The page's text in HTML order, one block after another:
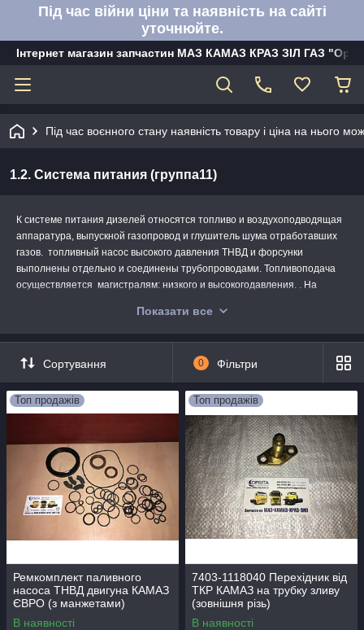
Під час війни ціни та наявність на сайті
уточнюйте.
Інтернет магазин запчастин МАЗ КАМАЗ КРАЗ ЗІЛ ГАЗ
Під час воєнного стану наявність товару і ціна на нього
1.2. Система питания (группа11)
К системе питания дизелей относятся топливо и воздухоподводящая
аппаратура, выпускной газопровод и глушитель шума отработавших
газов. топливный насос высокого давления ТНВД и форсунки
выполнены отдельно и соединены трубопроводами. Топливоподача
осуществляется магистралям: низкого и высокогодавления. . На
разделенного типа, состоящая из
випередження подачі палива, форсунок,розпилювачів, фільтрів грубого
і тонкого очищення, паливного насоса низького тиску, паливопідкачуючі
насоса, паливопроводів високого і низького тиску, паливних баків,
електромагнітного клапана і факельних свічок электрофакельного
пристрою.двигуна.
Показати все
Сортування 0 Фільтри
Топ продажів
Ремкомплект паливного
насоса ТНВД двигуна КАМАЗ
ЄВРО (з манжетами)
(арт.1366)
В наявності
Топ продажів
7403-1118040 Перехідник від
ТКР КАМАЗ на трубку зливу
(зовнішня різь)
В наявності